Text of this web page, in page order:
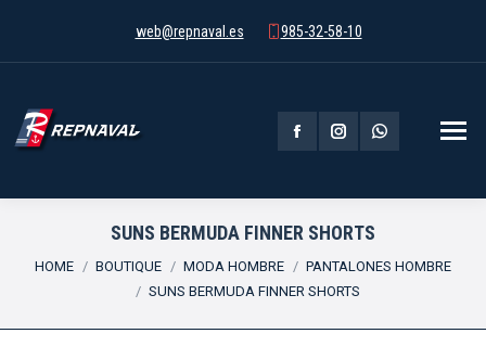
web@repnaval.es 985-32-58-10
Facebook
opens
in
Instagram
opens
in
Whatsapp
in
SUNS BERMUDA FINNER SHORTS
You are here:
HOME BOUTIQUE MODA HOMBRE
PANTALONES HOMBRE
SUNS BERMUDA FINNER SHORTS